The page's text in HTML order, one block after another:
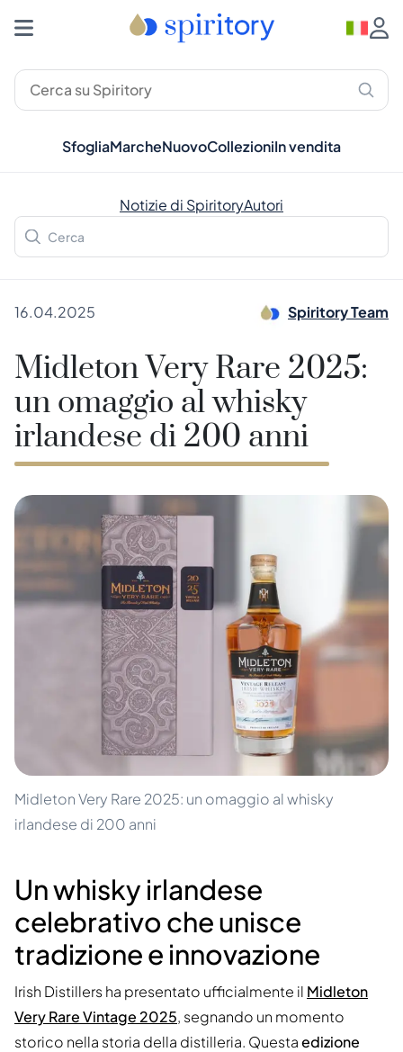
SfogliaMarcheNuovoCollezioniIn vendita
Notizie di SpiritoryAutori
16.04.2025 Spiritory Team
Midleton Very Rare 2025:
un omaggio al whisky
irlandese di 200 anni
Midleton Very Rare 2025: un omaggio al whisky
irlandese di 200 anni
Un whisky irlandese
celebrativo che unisce
tradizione e innovazione
Irish Distillers ha presentato ufficialmente il Midleton
Very Rare Vintage 2025, segnando un momento
storico nella storia della distilleria. Questaedizione